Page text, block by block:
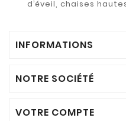
d’éveil, chaises
INFORMATIONS
NOTRE SOCIÉTÉ
VOTRE COMPTE